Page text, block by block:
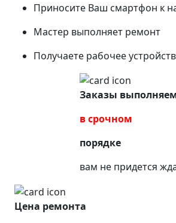
Приносите Ваш смартфон к
Мастер выполняет ремонт
Получаете рабочее
Заказы
в срочном
порядке
вам не придется
Цена ремонта